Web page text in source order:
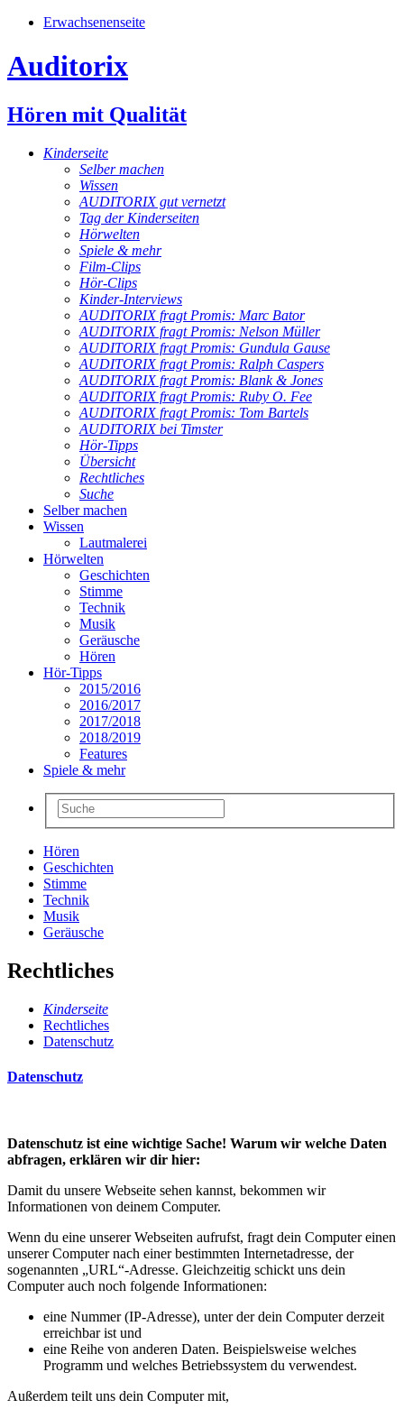
Erwachsenenseite
Auditorix
Hören mit Qualität
Kinderseite
Selber machen
Wissen
AUDITORIX gut vernetzt
Tag der Kinderseiten
Hörwelten
Spiele & mehr
Film-Clips
Hör-Clips
Kinder-Interviews
AUDITORIX fragt Promis: Marc Bator
AUDITORIX fragt Promis: Nelson Müller
AUDITORIX fragt Promis: Gundula Gause
AUDITORIX fragt Promis: Ralph Caspers
AUDITORIX fragt Promis: Blank & Jones
AUDITORIX fragt Promis: Ruby O. Fee
AUDITORIX fragt Promis: Tom Bartels
AUDITORIX bei Timster
Hör-Tipps
Übersicht
Rechtliches
Suche
Selber machen
Wissen
Lautmalerei
Hörwelten
Geschichten
Stimme
Technik
Musik
Geräusche
Hören
Hör-Tipps
2015/2016
2016/2017
2017/2018
2018/2019
Features
Spiele & mehr
Hören
Geschichten
Stimme
Technik
Musik
Geräusche
Rechtliches
Kinderseite
Rechtliches
Datenschutz
Datenschutz
Datenschutz ist eine wichtige Sache! Warum wir welche Daten
abfragen, erklären wir dir hier:
Damit du unsere Webseite sehen kannst, bekommen wir
Informationen von deinem Computer.
Wenn du eine unserer Webseiten aufrufst, fragt dein Computer einen
unserer Computer nach einer bestimmten Internetadresse, der
sogenannten „URL“-Adresse. Gleichzeitig schickt uns dein
Computer auch noch folgende Informationen:
eine Nummer (IP-Adresse), unter der dein Computer derzeit
erreichbar ist und
eine Reihe von anderen Daten. Beispielsweise welches
Programm und welches Betriebssystem du verwendest.
Außerdem teilt uns dein Computer mit,